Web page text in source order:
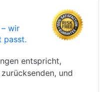
wir
passt.
entspricht,
und